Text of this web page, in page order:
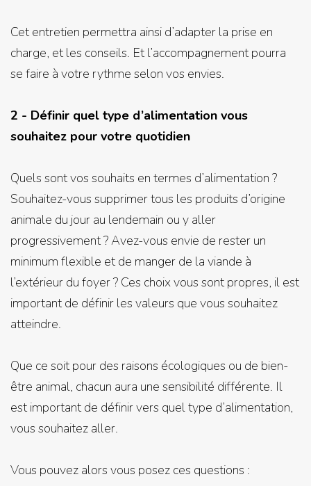
Cet entretien permettra ainsi d’adapter la prise en
charge, et les conseils. Et l’accompagnement pourra
se faire à votre rythme selon vos envies.
2 - Définir quel type d’alimentation vous
souhaitez pour votre quotidien
Quels sont vos souhaits en termes d’alimentation ?
Souhaitez-vous supprimer tous les produits d’origine
animale du jour au lendemain ou y aller
progressivement ? Avez-vous envie de rester un
minimum flexible et de manger de la viande à
l’extérieur du foyer ? Ces choix vous sont propres, il est
important de définir les valeurs que vous souhaitez
atteindre.
Que ce soit pour des raisons écologiques ou de bien-
être animal, chacun aura une sensibilité différente. Il
est important de définir vers quel type d’alimentation,
vous souhaitez aller.
Vous pouvez alors vous posez ces questions :